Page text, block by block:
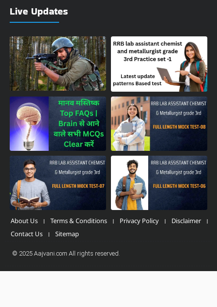
Live Updates
About Us Terms & Conditions Privacy Policy
Disclaimer
Contact Us
Sitemap
© 2025 Aajvani.com All rights reserved.